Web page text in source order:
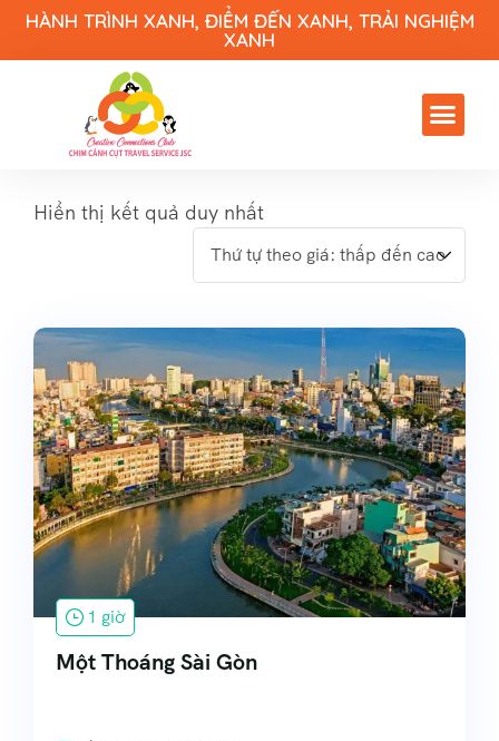
HÀNH TRÌNH XANH, ĐIỂM ĐẾN XANH, TRẢI NGHIỆM
XANH
Hiển thị kết quả duy nhất
1 giờ
Một Thoáng Sài Gòn